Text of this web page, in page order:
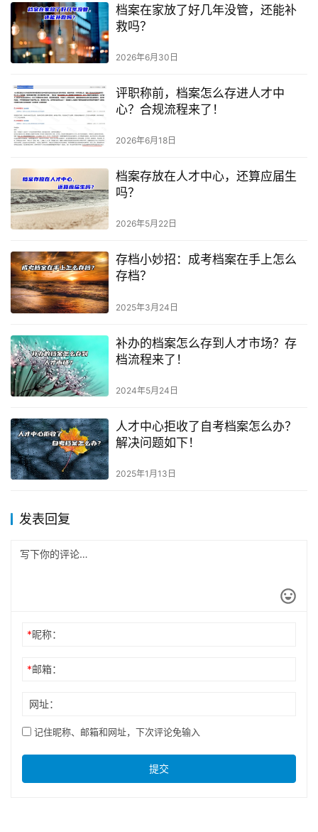
档案在家放了好几年没管，还能补
救吗？
2026年6月30日
评职称前，档案怎么存进人才中
心？合规流程来了！
2026年6月18日
档案存放在人才中心，还算应届生
吗？
2026年5月22日
存档小妙招：成考档案在手上怎么
存档？
2025年3月24日
补办的档案怎么存到人才市场？存
档流程来了！
2024年5月24日
人才中心拒收了自考档案怎么办？
解决问题如下！
2025年1月13日
发表回复
*昵称：
*邮箱：
网址：
记住昵称、邮箱和网址，下次评论免输入
提交